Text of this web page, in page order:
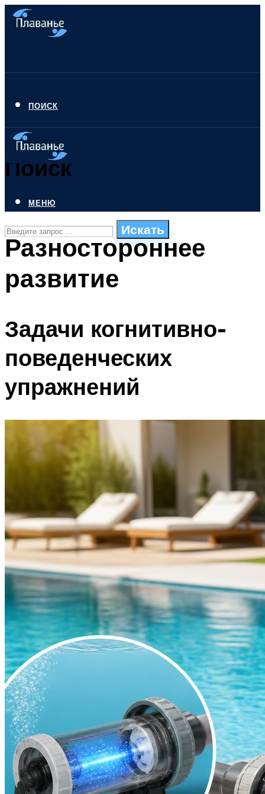
ПОИСК
Поиск
Искать
ПЛАВАНЬЕ ДЛЯ ДЕТЕЙ
ОЧИСТКА БАССЕЙНОВ
МЕНЮ
Разностороннее
развитие
Задачи когнитивно-
поведенческих
упражнений